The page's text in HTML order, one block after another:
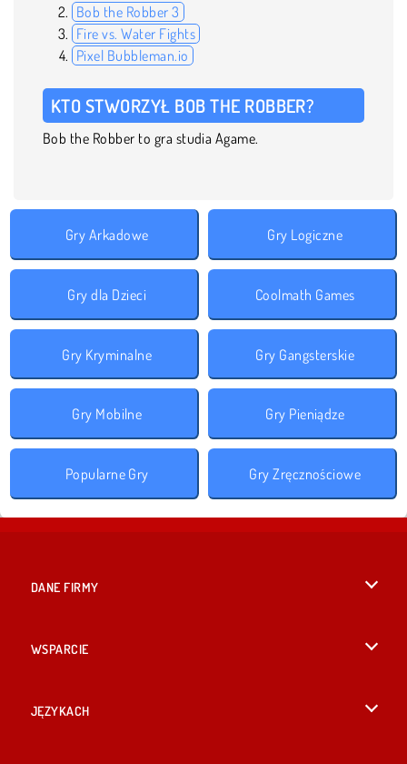
Bob the Robber 3
Fire vs. Water Fights
Pixel Bubbleman.io
KTO STWORZYŁ BOB THE ROBBER?
Bob the Robber to gra studia Agame.
Gry Arkadowe Gry Logiczne
Gry dla Dzieci Coolmath Games
Gry Kryminalne Gry Gangsterskie
Gry Mobilne Gry Pieniądze
Popularne Gry Gry Zręcznościowe
DANE FIRMY
WSPARCIE
JĘZYKACH